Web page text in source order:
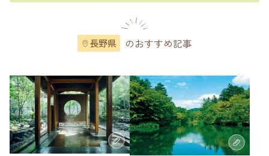
長野県 のおすすめ記事